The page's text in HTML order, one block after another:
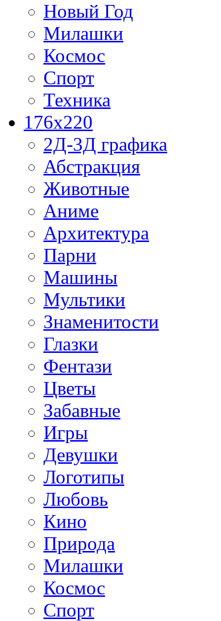
Новый Год
Милашки
Космос
Спорт
Техника
176x220
2Д-3Д графика
Абстракция
Животные
Аниме
Архитектура
Парни
Машины
Мультики
Знаменитости
Глазки
Фентази
Цветы
Забавные
Игры
Девушки
Логотипы
Любовь
Кино
Природа
Милашки
Космос
Спорт